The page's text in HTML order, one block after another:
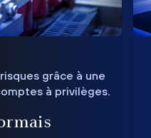
grâce à une
à privilèges.